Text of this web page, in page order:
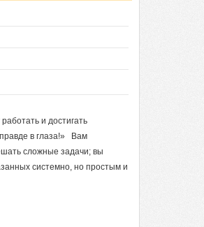
и достигать
в глаза!» Вам
сложные задачи; вы
системно, но простым и